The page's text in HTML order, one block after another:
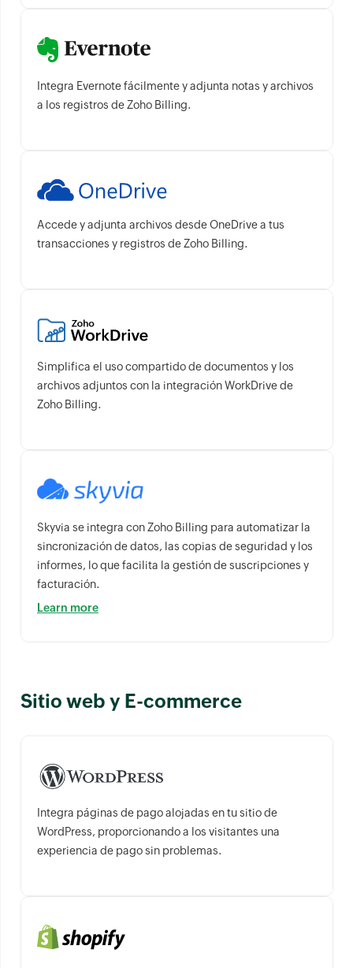
Integra Evernote fácilmente y adjunta notas y archivos
a los registros de Zoho Billing.
Accede y adjunta archivos desde OneDrive a tus
transacciones y registros de Zoho Billing.
Simplifica el uso compartido de documentos y los
archivos adjuntos con la integración WorkDrive de
Zoho Billing.
Skyvia se integra con Zoho Billing para automatizar la
sincronización de datos, las copias de seguridad y los
informes, lo que facilita la gestión de suscripciones y
facturación.
Learn more
Sitio web y E-commerce
Integra páginas de pago alojadas en tu sitio de
WordPress, proporcionando a los visitantes una
experiencia de pago sin problemas.